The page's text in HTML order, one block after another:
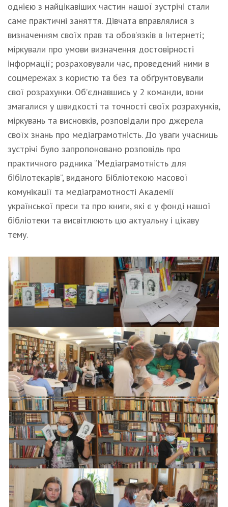
однією з найцікавіших частин нашої зустрічі стали
саме практичні заняття. Дівчата вправлялися з
визначенням своїх прав та обов’язків в Інтернеті;
міркували про умови визначення достовірності
інформації; розраховували час, проведений ними в
соцмережах з користю та без та обґрунтовували
свої розрахунки. Об’єднавшись у 2 команди, вони
змагалися у швидкості та точності своїх розрахунків,
міркувань та висновків, розповідали про джерела
своїх знань про медіаграмотність. До уваги учасниць
зустрічі було запропоновано розповідь про
практичного радника “Медіаграмотність для
бібілотекарів”, виданого Бібліотекою масової
комунікації та медіаграмотності Академії
української преси та про книги, які є у фонді нашої
бібліотеки та висвітлюють цю актуальну і цікаву
тему.